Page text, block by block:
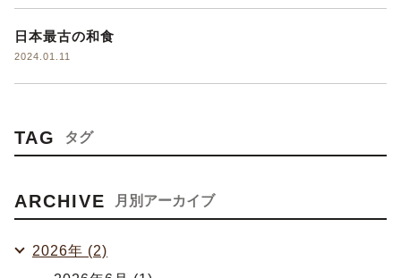
日本最古の和食
2024.01.11
TAG タグ
ARCHIVE 月別アーカイブ
2026年 (2)